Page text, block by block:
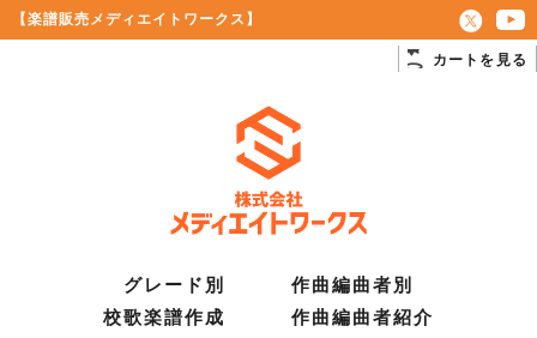
【楽譜販売メディエイトワークス】
カートを見る
グレード別
作曲編曲者別
校歌楽譜作成
作曲編曲者紹介